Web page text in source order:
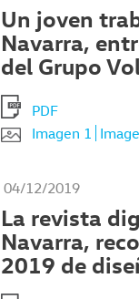
Un joven
Navarra,
del Grupo
PDF
Imagen 1
04/12/2019
La revista
Navarra,
2019 de